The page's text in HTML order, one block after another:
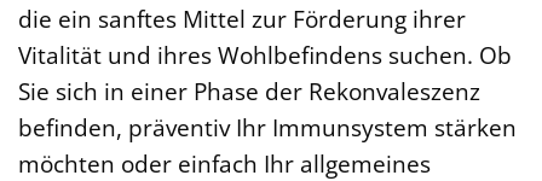
die ein sanftes Mittel zur Förderung ihrer
Vitalität und ihres Wohlbefindens suchen. Ob
Sie sich in einer Phase der Rekonvaleszenz
befinden, präventiv Ihr Immunsystem stärken
möchten oder einfach Ihr allgemeines